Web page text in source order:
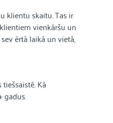
klientu skaitu. Tas ir
vienkāršu un
ērtā laikā un vietā,
Kā
gadus.